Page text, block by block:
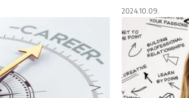
2024.10.09.